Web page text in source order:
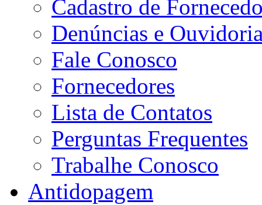
Cadastro de
Denúncias e
Fale Conosco
Fornecedores
Lista de Contatos
Perguntas Frequentes
Trabalhe Conosco
Antidopagem